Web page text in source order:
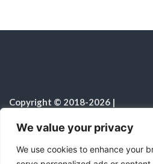
We value your privacy
We use cookies to enhance your
Copyright © 2018-2026 |
Alle Rechte vorbehalten|
Hinweis zur Nutzung von KI